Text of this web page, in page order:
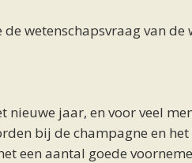
wetenschapsvraag van de
jaar, en voor veel
bij de champagne en
een aantal goede